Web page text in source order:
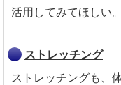
活用してみてほしい。
ストレッチング
ストレッチングも、